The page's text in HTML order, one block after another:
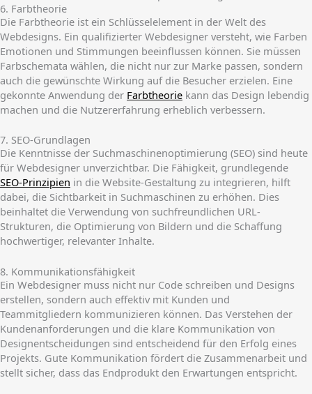
6. Farbtheorie
Die Farbtheorie ist ein Schlüsselelement in der Welt des
Webdesigns. Ein qualifizierter Webdesigner versteht, wie Farben
Emotionen und Stimmungen beeinflussen können. Sie müssen
Farbschemata wählen, die nicht nur zur Marke passen, sondern
auch die gewünschte Wirkung auf die Besucher erzielen. Eine
gekonnte Anwendung der Farbtheorie kann das Design lebendig
machen und die Nutzererfahrung erheblich verbessern.
7. SEO-Grundlagen
Die Kenntnisse der Suchmaschinenoptimierung (SEO) sind heute
für Webdesigner unverzichtbar. Die Fähigkeit, grundlegende
SEO-Prinzipien in die Website-Gestaltung zu integrieren, hilft
dabei, die Sichtbarkeit in Suchmaschinen zu erhöhen. Dies
beinhaltet die Verwendung von suchfreundlichen URL-
Strukturen, die Optimierung von Bildern und die Schaffung
hochwertiger, relevanter Inhalte.
8. Kommunikationsfähigkeit
Ein Webdesigner muss nicht nur Code schreiben und Designs
erstellen, sondern auch effektiv mit Kunden und
Teammitgliedern kommunizieren können. Das Verstehen der
Kundenanforderungen und die klare Kommunikation von
Designentscheidungen sind entscheidend für den Erfolg eines
Projekts. Gute Kommunikation fördert die Zusammenarbeit und
stellt sicher, dass das Endprodukt den Erwartungen entspricht.